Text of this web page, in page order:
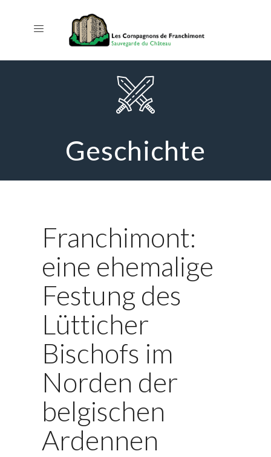
Geschichte
Franchimont:
eine ehemalige
Festung des
Lütticher
Bischofs im
Norden der
belgischen
Ardennen